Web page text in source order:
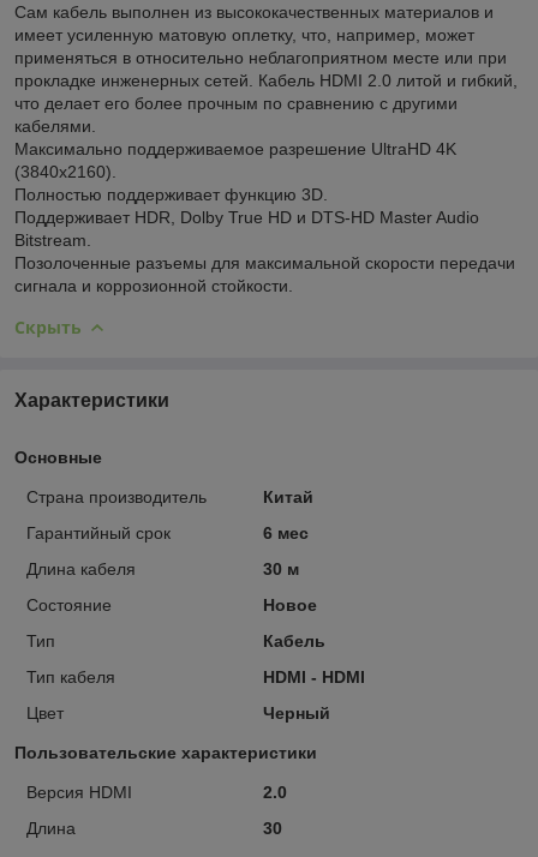
Сам кабель выполнен из высококачественных материалов и
имеет усиленную матовую оплетку, что, например, может
применяться в относительно неблагоприятном месте или при
прокладке инженерных сетей. Кабель HDMI 2.0 литой и гибкий,
что делает его более прочным по сравнению с другими
кабелями.
Максимально поддерживаемое разрешение UltraHD 4K
(3840х2160).
Полностью поддерживает функцию 3D.
Поддерживает HDR, Dolby True HD и DTS-HD Master Audio
Bitstream.
Позолоченные разъемы для максимальной скорости передачи
сигнала и коррозионной стойкости.
Скрыть
Характеристики
Основные
Страна производитель
Китай
Гарантийный срок
6 мес
Длина кабеля
30 м
Состояние
Новое
Тип
Кабель
Тип кабеля
HDMI - HDMI
Цвет
Черный
Пользовательские характеристики
Версия HDMI
2.0
Длина
30